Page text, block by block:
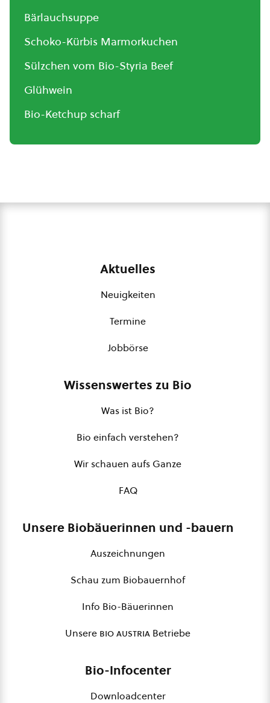
Bärlauchsuppe
Schoko-Kürbis Marmorkuchen
Sülzchen vom Bio-Styria Beef
Glühwein
Bio-Ketchup scharf
Aktuelles
Neuigkeiten
Termine
Jobbörse
Wissenswertes zu Bio
Was ist Bio?
Bio einfach verstehen?
Wir schauen aufs Ganze
FAQ
Unsere Biobäuerinnen und -bauern
Auszeichnungen
Schau zum Biobauernhof
Info Bio-Bäuerinnen
Unsere bio austria Betriebe
Bio-Infocenter
Downloadcenter